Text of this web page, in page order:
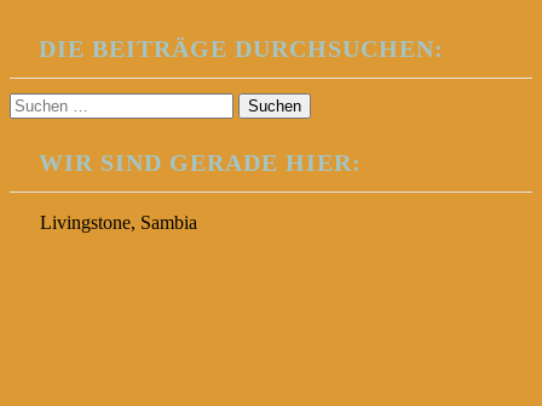
DIE BEITRÄGE DURCHSUCHEN:
Suchen
nach:
WIR SIND GERADE HIER:
Livingstone, Sambia